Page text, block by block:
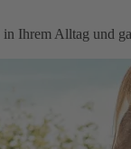
Ihrem Alltag und